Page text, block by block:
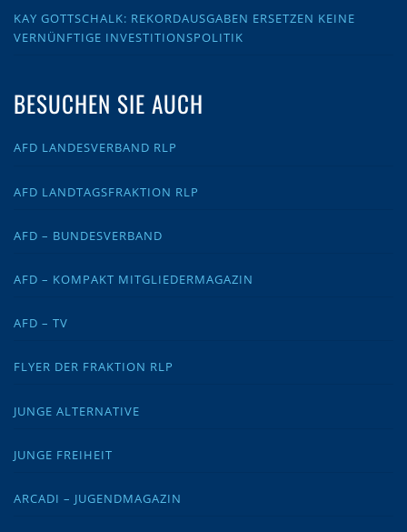
KAY GOTTSCHALK: REKORDAUSGABEN ERSETZEN KEINE
VERNÜNFTIGE INVESTITIONSPOLITIK
BESUCHEN SIE AUCH
AFD LANDESVERBAND RLP
AFD LANDTAGSFRAKTION RLP
AFD – BUNDESVERBAND
AFD – KOMPAKT MITGLIEDERMAGAZIN
AFD – TV
FLYER DER FRAKTION RLP
JUNGE ALTERNATIVE
JUNGE FREIHEIT
ARCADI – JUGENDMAGAZIN